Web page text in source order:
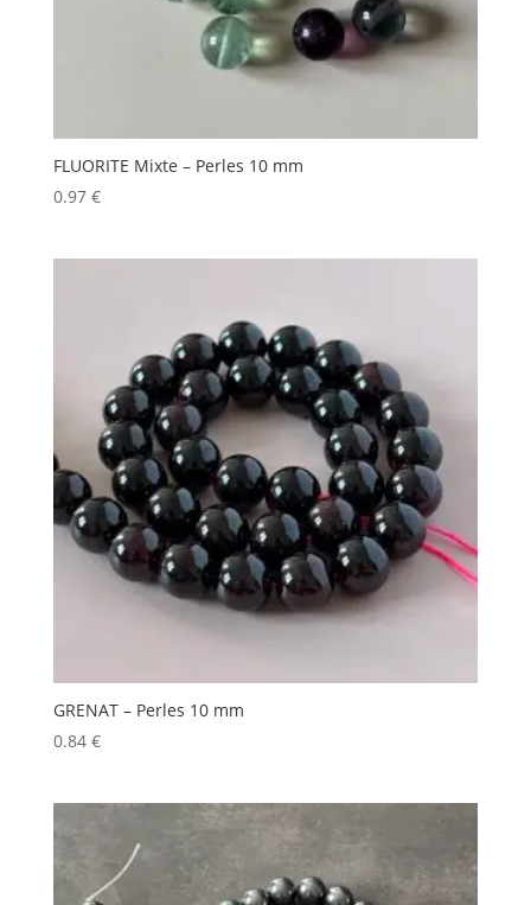
FLUORITE Mixte – Perles 10 mm
0.97 €
GRENAT – Perles 10 mm
0.84 €